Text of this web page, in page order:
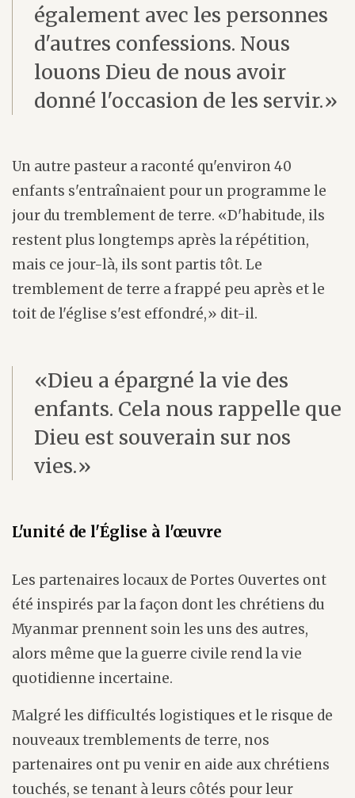
également avec les personnes
d'autres confessions. Nous
louons Dieu de nous avoir
donné l'occasion de les servir.»
Un autre pasteur a raconté qu'environ 40
enfants s'entraînaient pour un programme le
jour du tremblement de terre. «D'habitude, ils
restent plus longtemps après la répétition,
mais ce jour-là, ils sont partis tôt. Le
tremblement de terre a frappé peu après et le
toit de l'église s'est effondré,» dit-il.
«Dieu a épargné la vie des
enfants. Cela nous rappelle que
Dieu est souverain sur nos
vies.»
L'unité de l'Église à l'œuvre
Les partenaires locaux de Portes Ouvertes ont
été inspirés par la façon dont les chrétiens du
Myanmar prennent soin les uns des autres,
alors même que la guerre civile rend la vie
quotidienne incertaine.
Malgré les difficultés logistiques et le risque de
nouveaux tremblements de terre, nos
partenaires ont pu venir en aide aux chrétiens
touchés, se tenant à leurs côtés pour leur